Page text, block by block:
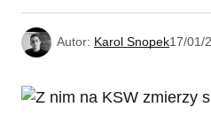
Autor: Karol Snopek17/01/